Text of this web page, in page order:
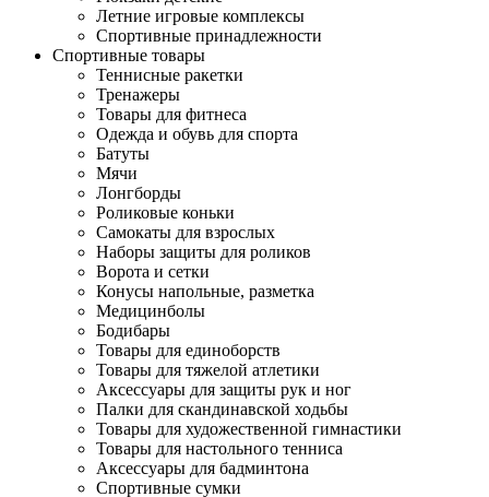
Летние игровые комплексы
Спортивные принадлежности
Спортивные товары
Теннисные ракетки
Тренажеры
Товары для фитнеса
Одежда и обувь для спорта
Батуты
Мячи
Лонгборды
Роликовые коньки
Самокаты для взрослых
Наборы защиты для роликов
Ворота и сетки
Конусы напольные, разметка
Медицинболы
Бодибары
Товары для единоборств
Товары для тяжелой атлетики
Аксессуары для защиты рук и ног
Палки для скандинавской ходьбы
Товары для художественной гимнастики
Товары для настольного тенниса
Аксессуары для бадминтона
Спортивные сумки